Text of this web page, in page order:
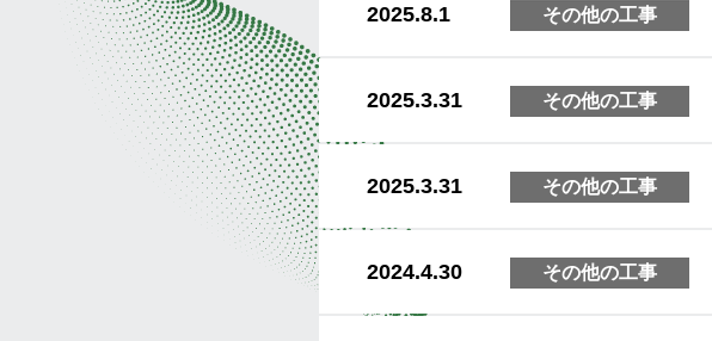
2025.8.1 その他の工事
2025.3.31 その他の工事
2025.3.31 その他の工事
2024.4.30 その他の工事